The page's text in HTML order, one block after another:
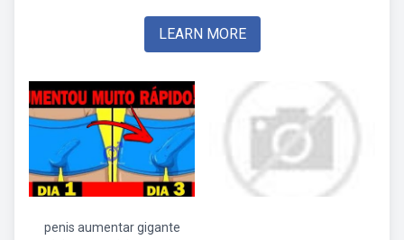
LEARN MORE
penis aumentar gigante